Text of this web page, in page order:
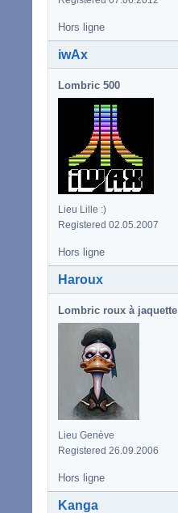
Hors ligne
iwAx
Lombric 500
Lieu Lille :)
Registered 02.05.2007
Hors ligne
Haroux
Lombric roux à jaquette
Lieu Genève
Registered 26.09.2006
Hors ligne
Kanga